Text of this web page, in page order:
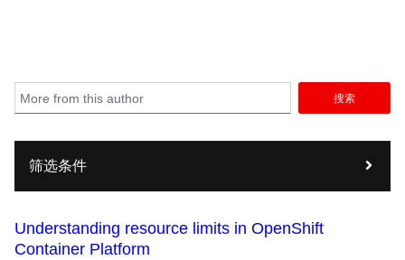
搜索
筛选条件
Understanding resource limits in OpenShift
Container Platform